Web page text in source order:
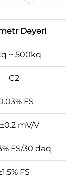
Dəyəri
~ 500kq
C2
FS
mV/V
FS/30 dəq
FS